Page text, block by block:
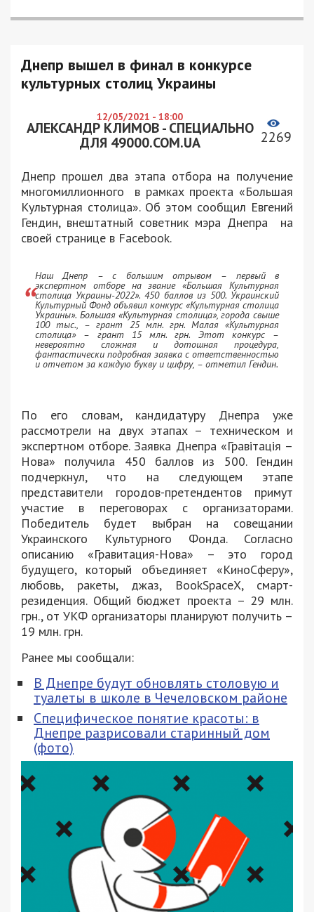
Днепр вышел в финал в конкурсе
культурных столиц Украины
12/05/2021 - 18:00
АЛЕКСАНДР КЛИМОВ - СПЕЦИАЛЬНО
ДЛЯ 49000.COM.UA
2269
Днепр прошел два этапа отбора на получение
многомиллионного в рамках проекта «Большая
Культурная столица». Об этом сообщил Евгений
Гендин, внештатный советник мэра Днепра на
своей странице в Facebook.
Наш Днепр – с большим отрывом – первый в
экспертном отборе на звание «Большая Культурная
столица Украины-2022». 450 баллов из 500. Украинский
Культурный Фонд объявил конкурс «Культурная столица
Украины». Большая «Культурная столица», города свыше
100 тыс., – грант 25 млн. грн. Малая «Культурная
столица» – грант 15 млн. грн. Этот конкурс –
невероятно сложная и дотошная процедура,
фантастически подробная заявка с ответственностью
и отчетом за каждую букву и цифру, – отметил Гендин.
По его словам, кандидатуру Днепра уже
рассмотрели на двух этапах – техническом и
экспертном отборе. Заявка Днепра «Гравітація –
Нова» получила 450 баллов из 500. Гендин
подчеркнул, что на следующем этапе
представители городов-претендентов примут
участие в переговорах с организаторами.
Победитель будет выбран на совещании
Украинского Культурного Фонда. Согласно
описанию «Гравитация-Нова» – это город
будущего, который объединяет «КиноCферу»,
любовь, ракеты, джаз, BookSpaceX, смарт-
резиденция. Общий бюджет проекта – 29 млн.
грн., от УКФ организаторы планируют получить –
19 млн. грн.
Ранее мы сообщали:
В Днепре будут обновлять столовую и
туалеты в школе в Чечеловском районе
Специфическое понятие красоты: в
Днепре разрисовали старинный дом
(фото)